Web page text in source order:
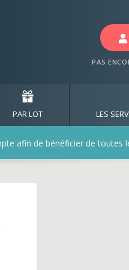
jeux
PAS
PAR LOT LES
afin de bénéficier de toutes